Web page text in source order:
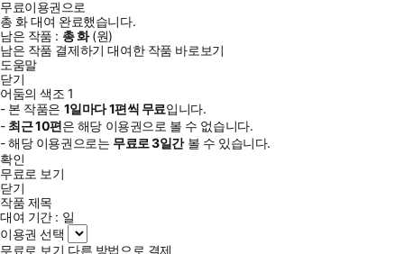
무료이용권으로
총화대여 완료했습니다.
남은 작품 : 총화(원)
남은 작품 결제하기 대여한 작품 바로보기
도움말
닫기
어둠의 색조 1
- 본 작품은 1일마다1편씩 무료입니다.
- 최근10편은 해당 이용권으로 볼 수 없습니다.
- 해당 이용권으로는 무료로3일간볼 수 있습니다.
확인
무료로 보기
닫기
작품 제목
대여 기간 : 일
이용권 선택
무료로 보기 다른 방법으로 결제